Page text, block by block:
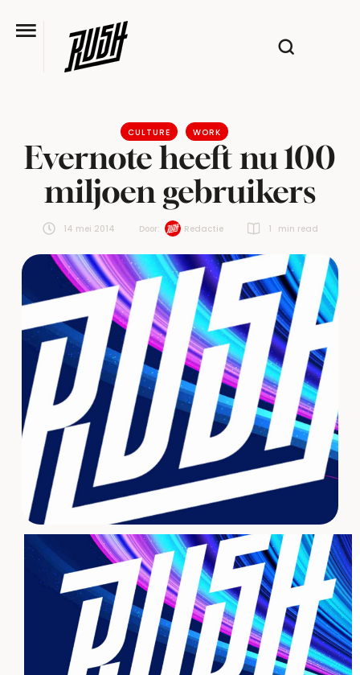
CULTURE WORK
Evernote heeft nu 100
miljoen gebruikers
14 mei 2014 Door: Redactie 1 min read